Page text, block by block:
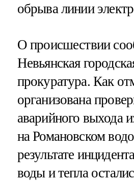
обрыва линии
О происшествии
Невьянская
прокуратура. Как
организована
аварийного выхода
на Романовском
результате
воды и тепла